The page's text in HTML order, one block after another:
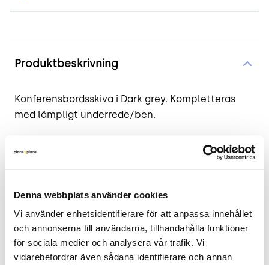
Denna webbplats använder cookies
Vi använder enhetsidentifierare för att anpassa innehållet
och annonserna till användarna, tillhandahålla funktioner
för sociala medier och analysera vår trafik. Vi
vidarebefordrar även sådana identifierare och annan
Produktbeskrivning
Konferensbordsskiva i Dark grey. Kompletteras
med lämpligt underrede/ben.
.
Mötesrum – så här inreder du dem. Få tips i vår
guide!
>Har du frågor om produkten? Kontakta